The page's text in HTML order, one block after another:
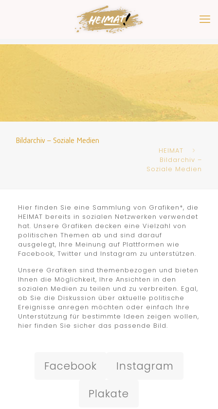
Bildarchiv – Soziale Medien
HEIMAT
Bildarchiv –
Soziale Medien
Hier finden Sie eine Sammlung von Grafiken*, die
HEIMAT bereits in sozialen Netzwerken verwendet
hat. Unsere Grafiken decken eine Vielzahl von
politischen Themen ab und sind darauf
ausgelegt, Ihre Meinung auf Plattformen wie
Facebook, Twitter und Instagram zu unterstützen.
Unsere Grafiken sind themenbezogen und bieten
Ihnen die Möglichkeit, Ihre Ansichten in den
sozialen Medien zu teilen und zu verbreiten. Egal,
ob Sie die Diskussion über aktuelle politische
Ereignisse anregen möchten oder einfach Ihre
Unterstützung für bestimmte Ideen zeigen wollen,
hier finden Sie sicher das passende Bild.
Facebook
Instagram
Plakate